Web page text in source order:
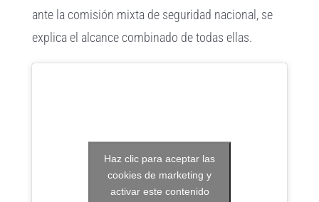
ante la comisión mixta de seguridad nacional, se
explica el alcance combinado de todas ellas.
Haz clic para aceptar las
cookies de marketing y
activar este contenido